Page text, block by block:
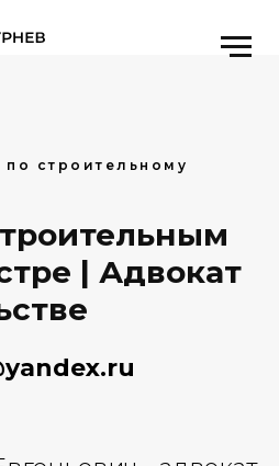
строительному
| Адвокат